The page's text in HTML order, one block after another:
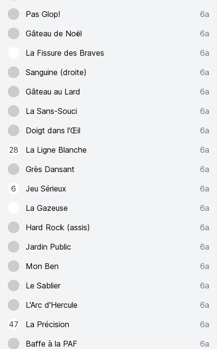
Pas Glop!
6a
Gâteau de Noël
6a
La Fissure des Braves
6a
Sanguine (droite)
6a
Gâteau au Lard
6a
La Sans-Souci
6a
Doigt dans l'Œil
6a
28
La Ligne Blanche
6a
Grès Dansant
6a
6
Jeu Sérieux
6a
La Gazeuse
6a
Hard Rock (assis)
6a
Jardin Public
6a
Mon Ben
6a
Le Sablier
6a
L'Arc d'Hercule
6a
47
La Précision
6a
Baffe à la PAF
6a